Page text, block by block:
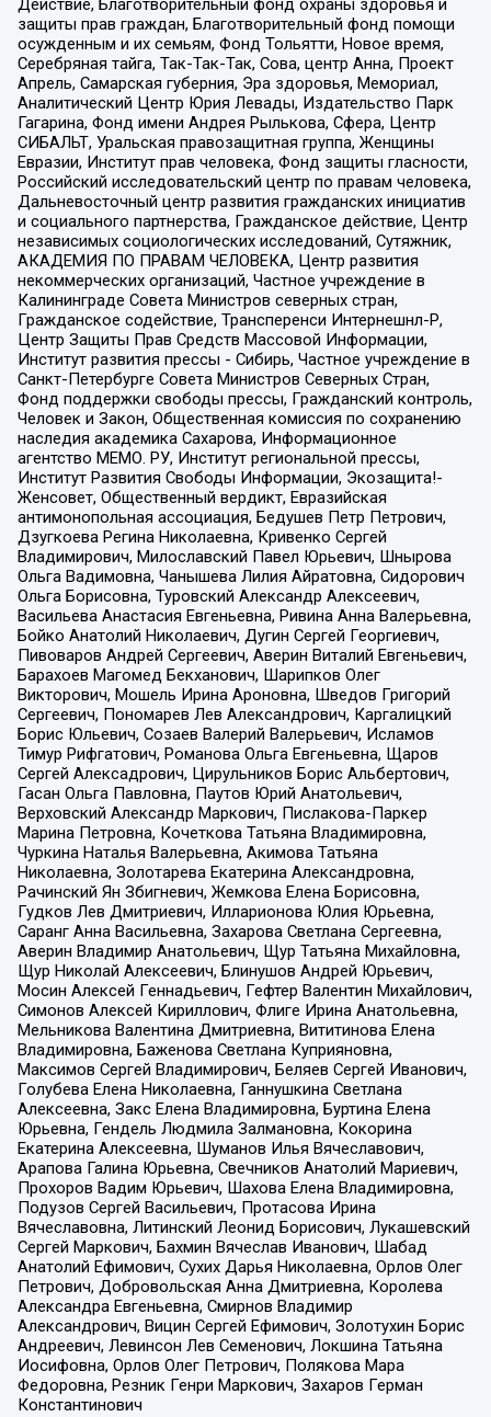
Действие, Благотворительный фонд охраны здоровья и
защиты прав граждан, Благотворительный фонд помощи
осужденным и их семьям, Фонд Тольятти, Новое время,
Серебряная тайга, Так-Так-Так, Сова, центр Анна, Проект
Апрель, Самарская губерния, Эра здоровья, Мемориал,
Аналитический Центр Юрия Левады, Издательство Парк
Гагарина, Фонд имени Андрея Рылькова, Сфера, Центр
СИБАЛЬТ, Уральская правозащитная группа, Женщины
Евразии, Институт прав человека, Фонд защиты гласности,
Российский исследовательский центр по правам человека,
Дальневосточный центр развития гражданских инициатив
и социального партнерства, Гражданское действие, Центр
независимых социологических исследований, Сутяжник,
АКАДЕМИЯ ПО ПРАВАМ ЧЕЛОВЕКА, Центр развития
некоммерческих организаций, Частное учреждение в
Калининграде Совета Министров северных стран,
Гражданское содействие, Трансперенси Интернешнл-Р,
Центр Защиты Прав Средств Массовой Информации,
Институт развития прессы - Сибирь, Частное учреждение в
Санкт-Петербурге Совета Министров Северных Стран,
Фонд поддержки свободы прессы, Гражданский контроль,
Человек и Закон, Общественная комиссия по сохранению
наследия академика Сахарова, Информационное
агентство МЕМО. РУ, Институт региональной прессы,
Институт Развития Свободы Информации, Экозащита!-
Женсовет, Общественный вердикт, Евразийская
антимонопольная ассоциация, Бедушев Петр Петрович,
Дзугкоева Регина Николаевна, Кривенко Сергей
Владимирович, Милославский Павел Юрьевич, Шнырова
Ольга Вадимовна, Чанышева Лилия Айратовна, Сидорович
Ольга Борисовна, Туровский Александр Алексеевич,
Васильева Анастасия Евгеньевна, Ривина Анна Валерьевна,
Бойко Анатолий Николаевич, Дугин Сергей Георгиевич,
Пивоваров Андрей Сергеевич, Аверин Виталий Евгеньевич,
Барахоев Магомед Бекханович, Шарипков Олег
Викторович, Мошель Ирина Ароновна, Шведов Григорий
Сергеевич, Пономарев Лев Александрович, Каргалицкий
Борис Юльевич, Созаев Валерий Валерьевич, Исламов
Тимур Рифгатович, Романова Ольга Евгеньевна, Щаров
Сергей Алексадрович, Цирульников Борис Альбертович,
Гасан Ольга Павловна, Паутов Юрий Анатольевич,
Верховский Александр Маркович, Пислакова-Паркер
Марина Петровна, Кочеткова Татьяна Владимировна,
Чуркина Наталья Валерьевна, Акимова Татьяна
Николаевна, Золотарева Екатерина Александровна,
Рачинский Ян Збигневич, Жемкова Елена Борисовна,
Гудков Лев Дмитриевич, Илларионова Юлия Юрьевна,
Саранг Анна Васильевна, Захарова Светлана Сергеевна,
Аверин Владимир Анатольевич, Щур Татьяна Михайловна,
Щур Николай Алексеевич, Блинушов Андрей Юрьевич,
Мосин Алексей Геннадьевич, Гефтер Валентин Михайлович,
Симонов Алексей Кириллович, Флиге Ирина Анатольевна,
Мельникова Валентина Дмитриевна, Вититинова Елена
Владимировна, Баженова Светлана Куприяновна,
Максимов Сергей Владимирович, Беляев Сергей Иванович,
Голубева Елена Николаевна, Ганнушкина Светлана
Алексеевна, Закс Елена Владимировна, Буртина Елена
Юрьевна, Гендель Людмила Залмановна, Кокорина
Екатерина Алексеевна, Шуманов Илья Вячеславович,
Арапова Галина Юрьевна, Свечников Анатолий Мариевич,
Прохоров Вадим Юрьевич, Шахова Елена Владимировна,
Подузов Сергей Васильевич, Протасова Ирина
Вячеславовна, Литинский Леонид Борисович, Лукашевский
Сергей Маркович, Бахмин Вячеслав Иванович, Шабад
Анатолий Ефимович, Сухих Дарья Николаевна, Орлов Олег
Петрович, Добровольская Анна Дмитриевна, Королева
Александра Евгеньевна, Смирнов Владимир
Александрович, Вицин Сергей Ефимович, Золотухин Борис
Андреевич, Левинсон Лев Семенович, Локшина Татьяна
Иосифовна, Орлов Олег Петрович, Полякова Мара
Федоровна, Резник Генри Маркович, Захаров Герман
Константинович